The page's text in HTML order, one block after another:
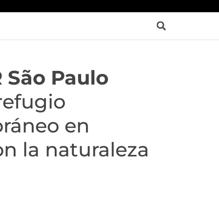
São Paulo
en
la naturaleza